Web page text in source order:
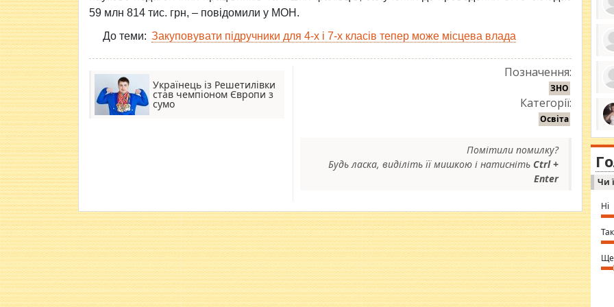
59 млн 814 тис. грн, – повідомили у МОН.
До теми: Закуповувати підручники для 4-х і 7-х класів тепер може місцева влада
Українець із Решетилівки
став чемпіоном Європи з
сумо
Позначення:
ЗНО
Категорії:
Освіта
Помітили помилку?
Будь ласка, виділіть її мишкою і натисніть Ctrl +
Enter
за
ми
in
⇒
Чи
Ні
Так
Ще